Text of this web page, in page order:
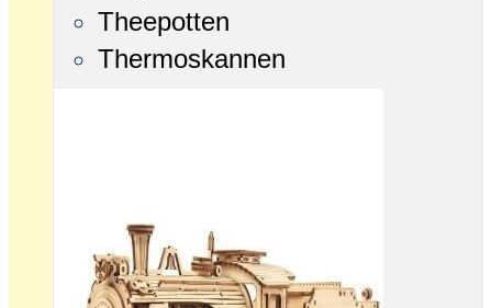
Theepotten
Thermoskannen